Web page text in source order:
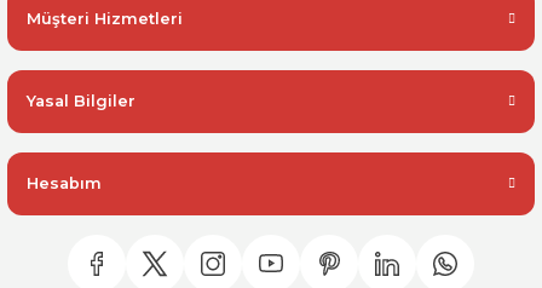
Müşteri Hizmetleri
Yasal Bilgiler
Hesabım